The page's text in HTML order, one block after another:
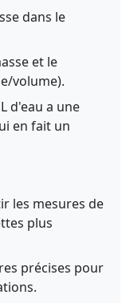
dans le
et le
volume).
d'eau a une
en fait un
les mesures de
plus
précises pour